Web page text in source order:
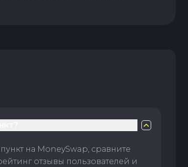
на MoneySwap, сравните
отзывы пользователей и